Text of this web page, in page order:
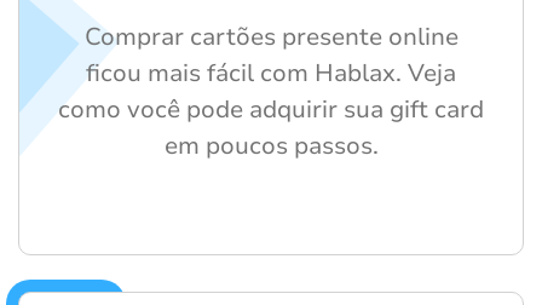
Comprar cartões presente online
ficou mais fácil com Hablax. Veja
como você pode adquirir sua gift card
em poucos passos.